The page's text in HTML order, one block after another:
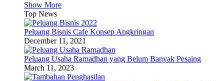
Show More
Top News
Peluang Bisnis Cafe Konsep Angkringan
December 11, 2021
Peluang Usaha Ramadhan yang Belum Banyak Pesaing
March 11, 2023